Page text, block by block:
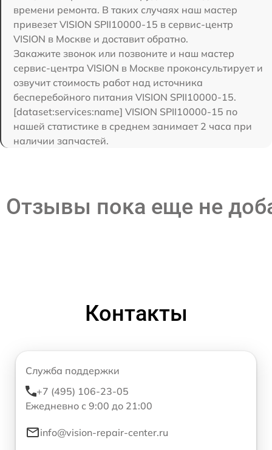
времени ремонта. В таких случаях наш мастер
привезет VISION SPII10000-15 в сервис-центр
VISION в Москве и доставит обратно.
Закажите звонок или позвоните и наш мастер
сервис-центра VISION в Москве проконсультирует и
озвучит стоимость работ над источника
бесперебойного питания VISION SPII10000-15.
[dataset:services:name] VISION SPII10000-15 по
нашей статистике в среднем занимает 2 часа при
наличии запчастей.
Отзывы пока еще не
Контакты
Служба поддержки
+7 (495) 106-23-05
Ежедневно с 9:00 до 21:00
info@vision-repair-center.ru